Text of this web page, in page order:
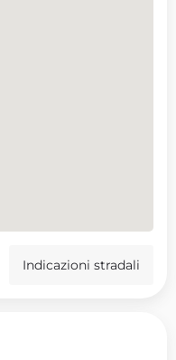
Indicazioni stradali